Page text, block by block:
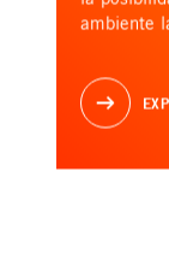
ambiente